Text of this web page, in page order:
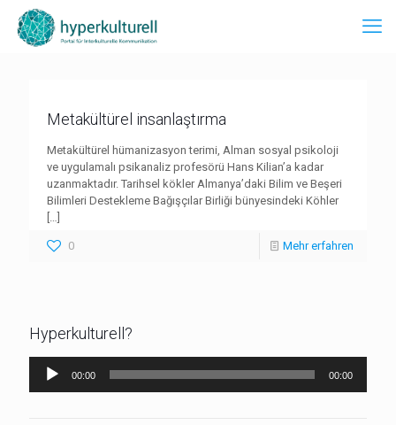
Metakültürel insanlaştırma
Metakültürel hümanizasyon terimi, Alman sosyal psikoloji
ve uygulamalı psikanaliz profesörü Hans Kilian’a kadar
uzanmaktadır. Tarihsel kökler Almanya’daki Bilim ve Beşeri
Bilimleri Destekleme Bağışçılar Birliği bünyesindeki Köhler
[…]
0 Mehr erfahren
Hyperkulturell?
Audio-
Player
00:00 00:00